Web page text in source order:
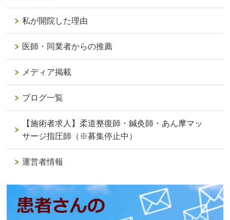
私が開院した理由
医師・同業者からの推薦
メディア掲載
ブログ一覧
【施術者求人】柔道整復師・鍼灸師・あん摩マッ
サージ指圧師（※募集停止中）
運営者情報